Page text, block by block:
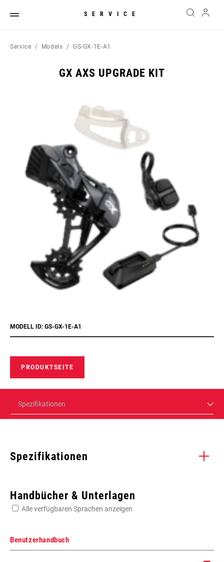
SERVICE
Service Models GS-GX-1E-A1
GX AXS UPGRADE KIT
MODELL ID: GS-GX-1E-A1
PRODUKTSEITE
Spezifikationen
Spezifikationen
Handbücher & Unterlagen
Alle verfügbaren Sprachen anzeigen
Benutzerhandbuch